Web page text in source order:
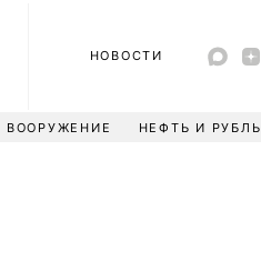
НОВОСТИ
ВООРУЖЕНИЕ НЕФТЬ И РУБЛЬ